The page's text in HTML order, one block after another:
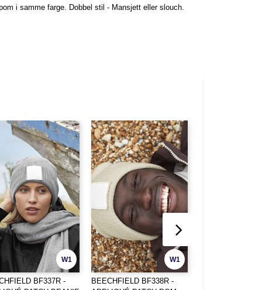
i samme farge. Dobbel stil - Mansjett eller slouch.
W1
BF337R -
W1
BEECHFIELD BF338R -